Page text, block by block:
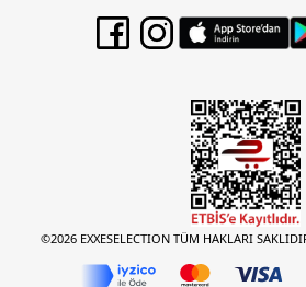
©2026 EXXESELECTION TÜM HAKLARI